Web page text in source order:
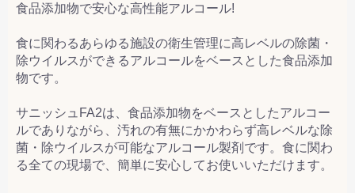
食品添加物で安心な高性能アルコール!
食に関わるあらゆる施設の衛生管理に高レベルの除菌・
除ウイルスができるアルコールをベースとした食品添加
物です。
サニッシュFA2は、食品添加物をベースとしたアルコー
ルでありながら、汚れの有無にかかわらず高レベルな除
菌・除ウイルスが可能なアルコール製剤です。食に関わ
る全ての現場で、簡単に安心してお使いいただけます。